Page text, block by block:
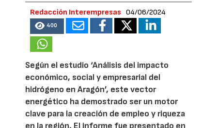
Redacción Interempresas 04/06/2024
400
Según el estudio ‘Análisis del impacto
económico, social y empresarial del
hidrógeno en Aragón’, este vector
energético ha demostrado ser un motor
clave para la creación de empleo y riqueza